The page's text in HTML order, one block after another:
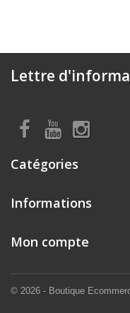
Lettre
Catégories
Informations
© 2026 - Boutique
Mon compte